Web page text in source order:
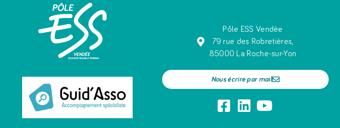
Pôle ESS Vendée
79 rue des Robretières,
85000 La Roche-sur-Yon
Nous écrire par mail